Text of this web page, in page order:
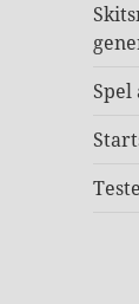
Spel